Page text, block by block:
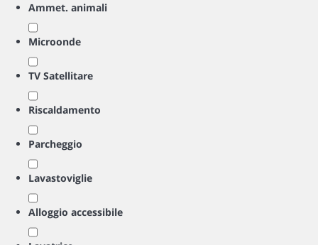
Ammet. animali
Microonde
TV Satellitare
Riscaldamento
Parcheggio
Lavastoviglie
Alloggio accessibile